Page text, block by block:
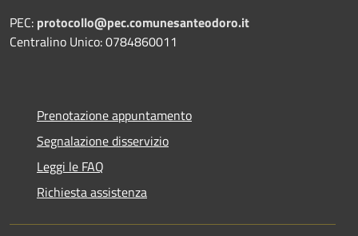
PEC: protocollo@pec.comunesanteodoro.it
Centralino Unico: 0784860011
Prenotazione appuntamento
Segnalazione disservizio
Leggi le FAQ
Richiesta assistenza